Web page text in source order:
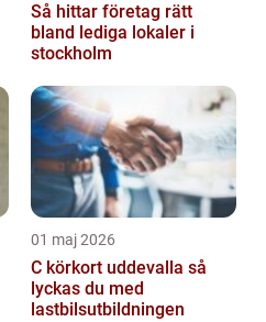
Så hittar företag rätt
bland lediga lokaler i
stockholm
01 maj 2026
C körkort uddevalla så
lyckas du med
lastbilsutbildningen